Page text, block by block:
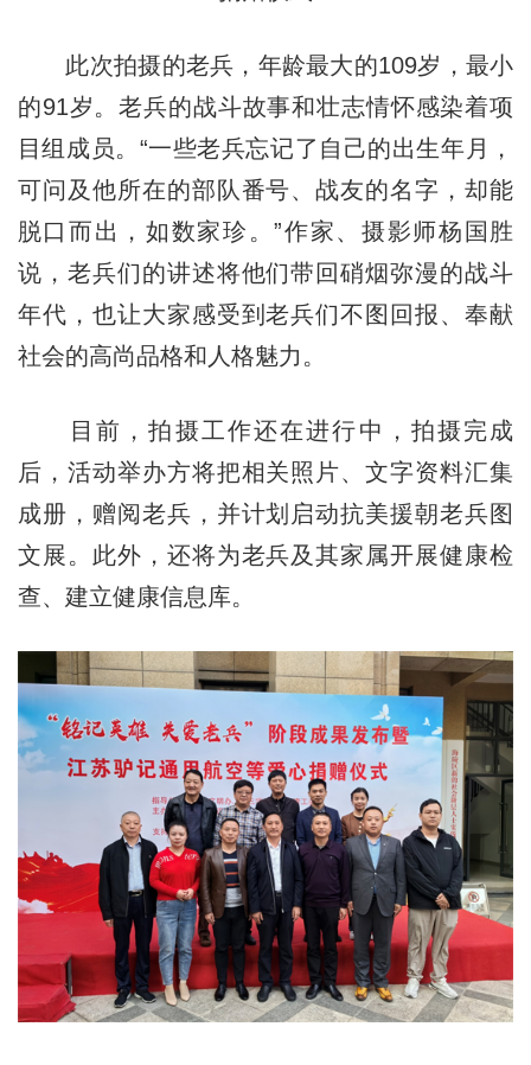
此次拍摄的老兵，年龄最大的109岁，最小
的91岁。老兵的战斗故事和壮志情怀感染着项
目组成员。“一些老兵忘记了自己的出生年月，
可问及他所在的部队番号、战友的名字，却能
脱口而出，如数家珍。”作家、摄影师杨国胜
说，老兵们的讲述将他们带回硝烟弥漫的战斗
年代，也让大家感受到老兵们不图回报、奉献
社会的高尚品格和人格魅力。
目前，拍摄工作还在进行中，拍摄完成
后，活动举办方将把相关照片、文字资料汇集
成册，赠阅老兵，并计划启动抗美援朝老兵图
文展。此外，还将为老兵及其家属开展健康检
查、建立健康信息库。